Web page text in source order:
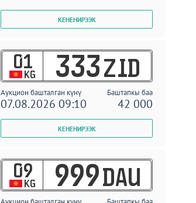
01
KG 333 ZID
Аукцион башталган күнү Баштапкы баа
07.08.2026 09:10 42 000
09
KG 999 DAU